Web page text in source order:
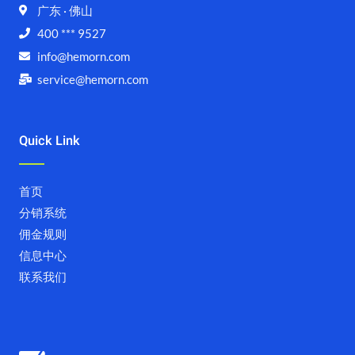
Quick Link
首页
分销系统
佣金规则
信息中心
联系我们
广东 · 佛山
400 *** 9527
info@hemorn.com
service@hemorn.com